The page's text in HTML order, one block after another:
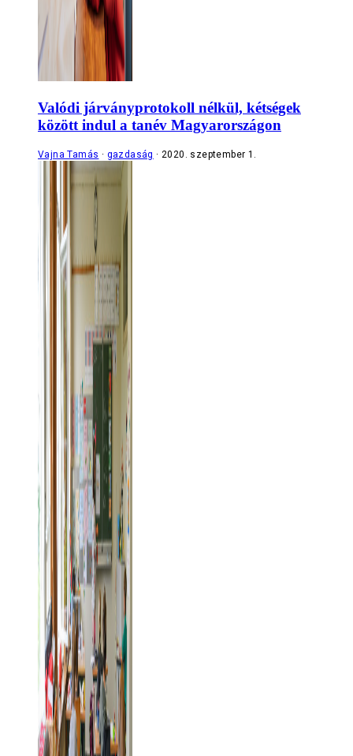
Valódi járványprotokoll nélkül, kétségek
között indul a tanév Magyarországon
Vajna Tamás gazdaság 2020. szeptember 1.